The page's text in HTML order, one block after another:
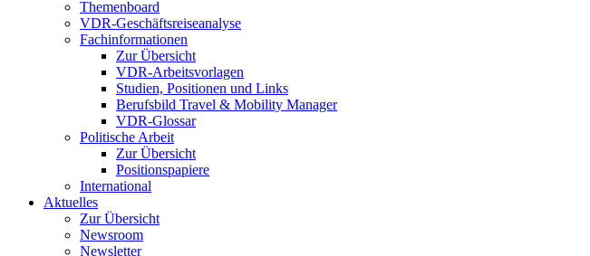
Themenboard
VDR-Geschäftsreiseanalyse
Fachinformationen
Zur Übersicht
VDR-Arbeitsvorlagen
Studien, Positionen und Links
Berufsbild Travel & Mobility Manager
VDR-Glossar
Politische Arbeit
Zur Übersicht
Positionspapiere
International
Aktuelles
Zur Übersicht
Newsroom
Newsletter